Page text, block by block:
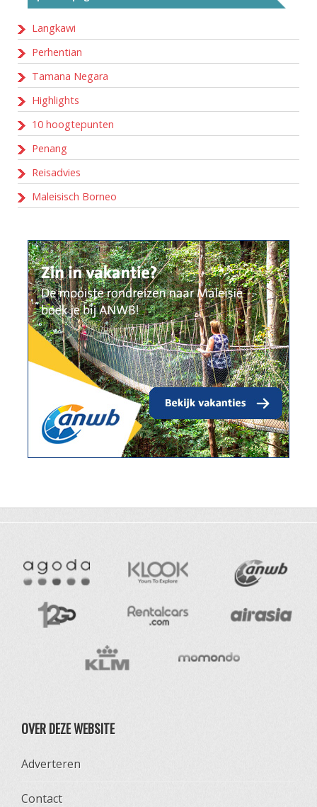
Langkawi
Perhentian
Tamana Negara
Highlights
10 hoogtepunten
Penang
Reisadvies
Maleisisch Borneo
OVER DEZE WEBSITE
Adverteren
Contact